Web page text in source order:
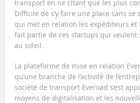
transport en ne citant que les plus
Difficile de s’y faire une place sans se
qui met en relation les expéditeurs et
fait partie de ces startups qui veulent
au soleil.
La plateforme de mise en relation
qu’une branche de l’activité de
société de transport Everoad s’est
moyens de digitalisation et les